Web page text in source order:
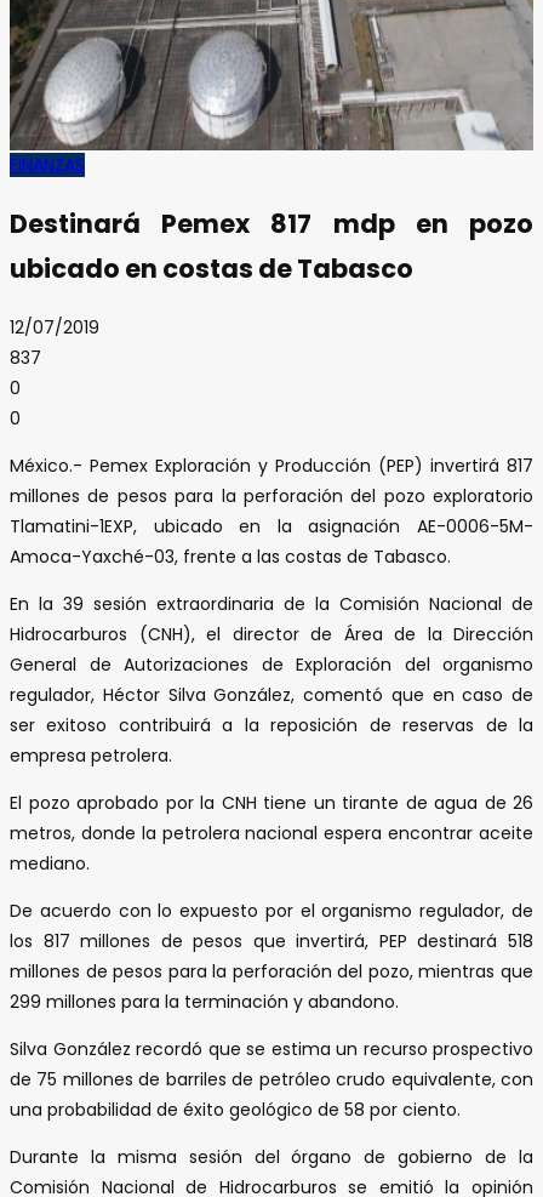
FINANZAS
Destinará Pemex 817 mdp en pozo
ubicado en costas de Tabasco
12/07/2019
837
0
0
México.- Pemex Exploración y Producción (PEP) invertirá 817
millones de pesos para la perforación del pozo exploratorio
Tlamatini-1EXP, ubicado en la asignación AE-0006-5M-
Amoca-Yaxché-03, frente a las costas de Tabasco.
En la 39 sesión extraordinaria de la Comisión Nacional de
Hidrocarburos (CNH), el director de Área de la Dirección
General de Autorizaciones de Exploración del organismo
regulador, Héctor Silva González, comentó que en caso de
ser exitoso contribuirá a la reposición de reservas de la
empresa petrolera.
El pozo aprobado por la CNH tiene un tirante de agua de 26
metros, donde la petrolera nacional espera encontrar aceite
mediano.
De acuerdo con lo expuesto por el organismo regulador, de
los 817 millones de pesos que invertirá, PEP destinará 518
millones de pesos para la perforación del pozo, mientras que
299 millones para la terminación y abandono.
Silva González recordó que se estima un recurso prospectivo
de 75 millones de barriles de petróleo crudo equivalente, con
una probabilidad de éxito geológico de 58 por ciento.
Durante la misma sesión del órgano de gobierno de la
Comisión Nacional de Hidrocarburos se emitió la opinión